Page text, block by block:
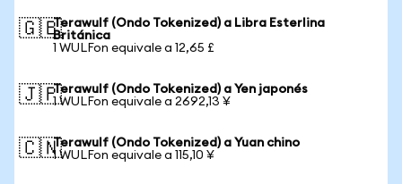
🇬🇧Terawulf (Ondo Tokenized) a Libra Esterlina
Británica
1 WULFon equivale a 12,65 £
🇯🇵Terawulf (Ondo Tokenized) a Yen japonés
1 WULFon equivale a 2692,13 ¥
🇨🇳Terawulf (Ondo Tokenized) a Yuan chino
1 WULFon equivale a 115,10 ¥